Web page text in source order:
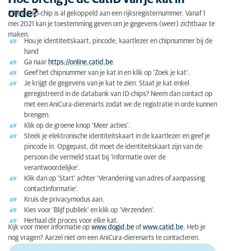
orde?
Elke CatID-chip is al gekoppeld aan een rijksregisternummer. Vanaf 1
mei 2021 kan je toestemming geven om je gegevens (weer) zichtbaar te
maken.
Hou je identiteitskaart, pincode, kaartlezer en chipnummer bij de
hand
Ga naar https://online.catid.be.
Geef het chipnummer van je kat in en klik op 'Zoek je kat’.
Je krijgt de gegevens van je kat te zien. Staat je kat enkel
geregistreerd in de databank van ID-chips? Neem dan contact op
met een AniCura-dierenarts zodat we de registratie in orde kunnen
brengen.
Klik op de groene knop ‘Meer acties’.
Steek je elektronische identiteitskaart in de kaartlezer en geef je
pincode in. Opgepast, dit moet de identiteitskaart zijn van de
persoon die vermeld staat bij ‘Informatie over de
verantwoordelijke’.
Klik dan op 'Start' achter 'Verandering van adres of aanpassing
contactinformatie'.
Kruis de privacymodus aan.
Kies voor 'Blijf publiek' en klik op 'Verzenden'.
Herhaal dit proces voor elke kat.
Kijk voor meer informatie op www.dogid.be ofwww.catid.be. Heb je
nog vragen? Aarzel niet om een AniCura-dierenarts te contacteren.